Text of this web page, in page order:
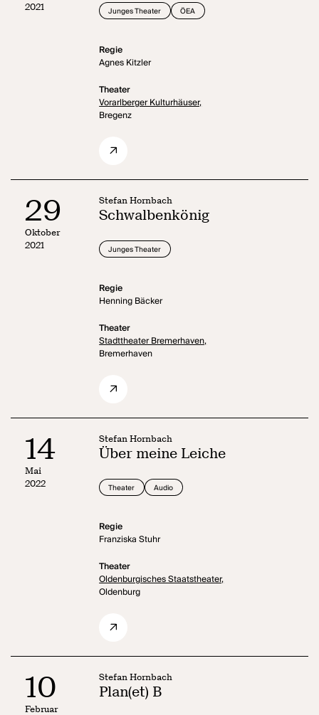
2021
Junges Theater ÖEA
Regie
Agnes Kitzler
Theater
Vorarlberger Kulturhäuser,
Bregenz
29
Oktober
2021
Stefan Hornbach
Schwalbenkönig
Junges Theater
Regie
Henning Bäcker
Theater
Stadttheater Bremerhaven,
Bremerhaven
14
Mai
2022
Stefan Hornbach
Über meine Leiche
Theater Audio
Regie
Franziska Stuhr
Theater
Oldenburgisches Staatstheater,
Oldenburg
10
Februar
Stefan Hornbach
Plan(et) B